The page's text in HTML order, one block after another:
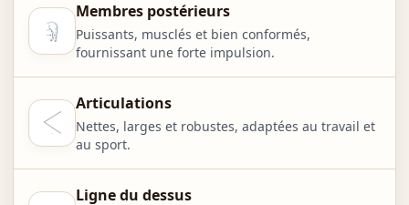
Membres postérieurs
Puissants, musclés et bien conformés,
fournissant une forte impulsion.
Articulations
Nettes, larges et robustes, adaptées au travail et
au sport.
Ligne du dessus